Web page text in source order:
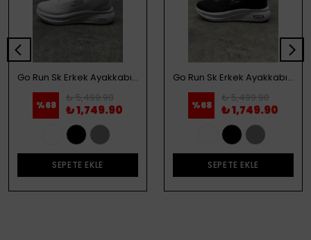
Go Run Sk Erkek Ayakkabı - Beyaz
%68
₺ 5,499.90
₺ 1,749.90
SEPETE EKLE
Go Run Sk Erkek Ayakkabı - Siyah
%68
₺ 5,499.90
₺ 1,749.90
SEPETE EKLE